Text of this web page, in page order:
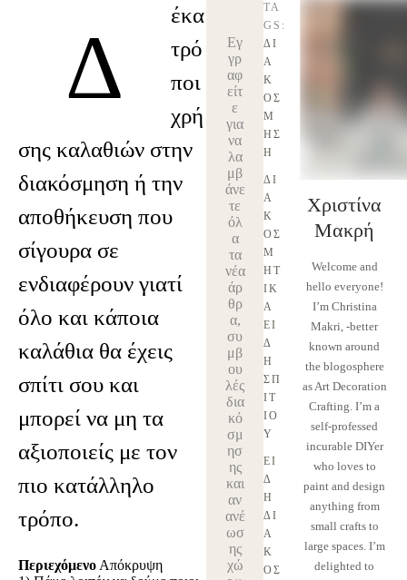
Δ
έκα
τρό
ποι
χρή
σης καλαθιών στην
διακόσμηση ή την
αποθήκευση που
σίγουρα σε
ενδιαφέρουν γιατί
όλο και κάποια
καλάθια θα έχεις
σπίτι σου και
μπορεί να μη τα
αξιοποιείς με τον
πιο κατάλληλο
τρόπο.
Περιεχόμενο Απόκρυψη
Εγ
γρ
αφ
είτ
ε
για
να
λα
μβ
άνε
τε
όλ
α
τα
νέα
άρ
θρ
α,
συ
μβ
ου
λές
δια
κό
σμ
ησ
ης
και
αν
ανέ
ωσ
ης
χώ
TA
GS:
ΔΙ
Α
Κ
ΌΣ
Μ
ΗΣ
Η
ΔΙ
Α
Κ
ΟΣ
Μ
ΗΤ
ΙΚ
Ά
ΕΊ
Δ
Η
ΣΠ
ΙΤ
ΙΟ
Ύ
ΕΊ
Δ
Η
ΔΙ
Α
Κ
ΌΣ
Χριστίνα
Μακρή
Welcome and
hello everyone!
I’m Christina
Makri, -better
known around
the blogosphere
as Art Decoration
Crafting. I’m a
self-professed
incurable DIYer
who loves to
paint and design
anything from
small crafts to
large spaces. I’m
delighted to